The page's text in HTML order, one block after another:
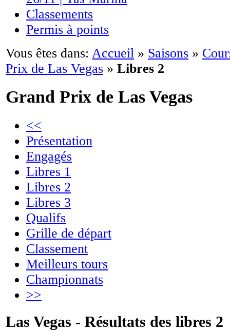
Classements
Permis à points
Vous êtes dans: Accueil » Saisons »
Prix de Las Vegas » Libres 2
Grand Prix de Las Vegas
<<
Présentation
Engagés
Libres 1
Libres 2
Libres 3
Qualifs
Grille de départ
Classement
Meilleurs tours
Championnats
>>
Las Vegas - Résultats des libres 2